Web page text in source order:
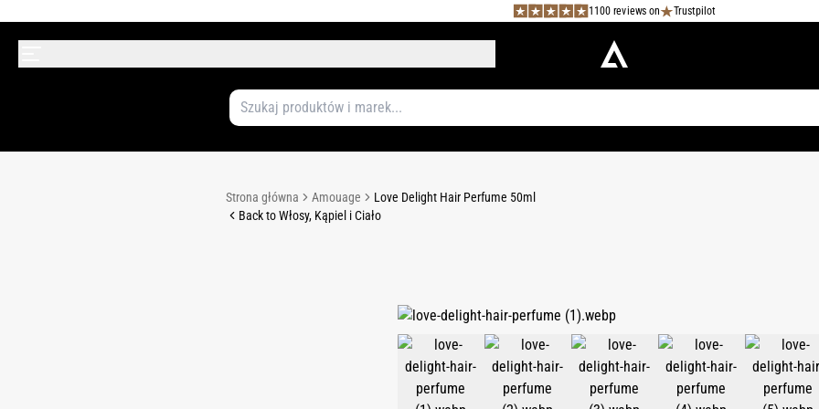
1100 reviews on Trustpilot
Strona główna Amouage
Love Delight Hair Perfume 50ml
Back to Włosy, Kąpiel i Ciało